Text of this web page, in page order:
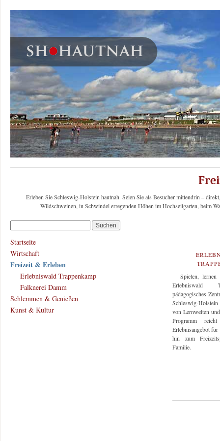
Erleben Sie Schleswig-Holstein hautnah. Seien Sie als Besucher mittendrin –
Wildschweinen, in Schwindel erregenden Höhen im Hochseilgarten, beim
Spielen, lernen
Erlebniswald
pädagogisches
Schleswig-
von Lernwelten
Programm
Erlebnisangebot
hin zum
Familie.
Startseite
Wirtschaft
Freizeit & Erleben
Erlebniswald Trappenkamp
Falknerei Damm
Schlemmen & Genießen
Kunst & Kultur